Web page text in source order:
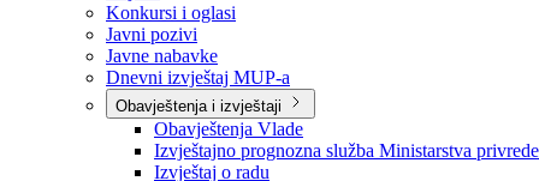
Sve vijesti
Izdvojeno
Najave
Konkursi i oglasi
Javni pozivi
Javne nabavke
Dnevni izvještaj MUP-a
Obavještenja i izvještaji